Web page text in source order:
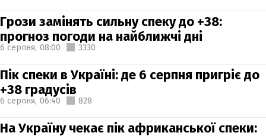
Грози замінять сильну спеку до +38:
прогноз погоди на найближчі дні
6 серпня, 08:00 3330
Пік спеки в Україні: де 6 серпня пригріє до
+38 градусів
6 серпня, 06:40 828
На Україну чекає пік африканської спеки: